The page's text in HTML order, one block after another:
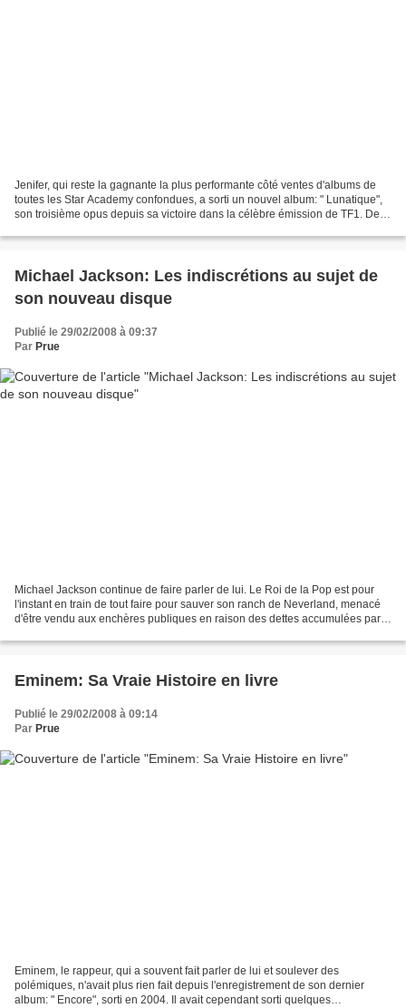
Jenifer, qui reste la gagnante la plus performante côté ventes d'albums de
toutes les Star Academy confondues, a sorti un nouvel album: " Lunatique",
son troisième opus depuis sa victoire dans la célèbre émission de TF1. De
Michael Jackson: Les indiscrétions au sujet de
son nouveau disque
Publié le 29/02/2008 à 09:37
Par Prue
Michael Jackson continue de faire parler de lui. Le Roi de la Pop est pour
l'instant en train de tout faire pour sauver son ranch de Neverland, menacé
d'être vendu aux enchères publiques en raison des dettes accumulées par
Eminem: Sa Vraie Histoire en livre
Publié le 29/02/2008 à 09:14
Par Prue
Eminem, le rappeur, qui a souvent fait parler de lui et soulever des
polémiques, n'avait plus rien fait depuis l'enregistrement de son dernier
album: " Encore", sorti en 2004. Il avait cependant sorti quelques